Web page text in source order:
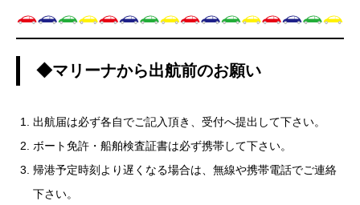
◆マリーナから出航前のお願い
出航届は必ず各自でご記入頂き、受付へ提出して下さい。
ボート免許・船舶検査証書は必ず携帯して下さい。
帰港予定時刻より遅くなる場合は、無線や携帯電話でご連絡
下さい。